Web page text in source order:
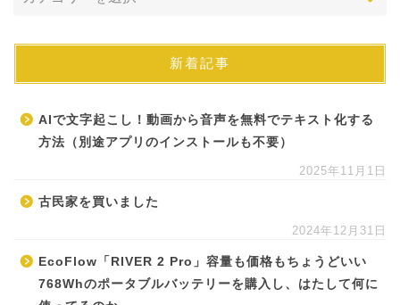
新着記事
AIで文字起こし！動画から音声を無料でテキスト化する
方法（別途アプリのインストールも不要）
2025年11月1日
古民家を買いました
2024年12月31日
EcoFlow「RIVER 2 Pro」容量も価格もちょうどいい
768Whのポータブルバッテリーを購入し、はたして何に